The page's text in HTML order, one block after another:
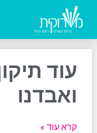
עוד
ואבדנו
קרא עוד »